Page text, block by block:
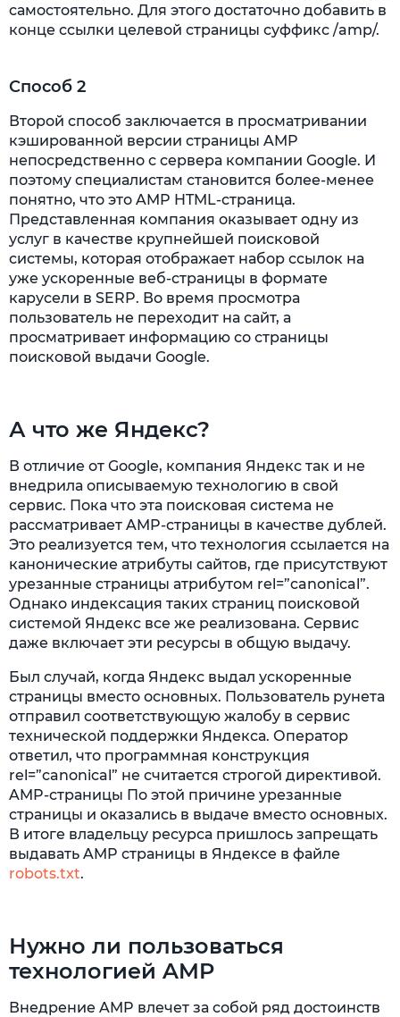
самостоятельно. Для этого достаточно добавить в
конце ссылки целевой страницы суффикс /amp/.
Способ 2
Второй способ заключается в просматривании
кэшированной версии страницы AMP
непосредственно с сервера компании Google. И
поэтому специалистам становится более-менее
понятно, что это AMP HTML-страница.
Представленная компания оказывает одну из
услуг в качестве крупнейшей поисковой
системы, которая отображает набор ссылок на
уже ускоренные веб-страницы в формате
карусели в SERP. Во время просмотра
пользователь не переходит на сайт, а
просматривает информацию со страницы
поисковой выдачи Google.
А что же Яндекс?
В отличие от Google, компания Яндекс так и не
внедрила описываемую технологию в свой
сервис. Пока что эта поисковая система не
рассматривает AMP-страницы в качестве дублей.
Это реализуется тем, что технология ссылается на
канонические атрибуты сайтов, где присутствуют
урезанные страницы атрибутом rel=”canonical”.
Однако индексация таких страниц поисковой
системой Яндекс все же реализована. Сервис
даже включает эти ресурсы в общую выдачу.
Был случай, когда Яндекс выдал ускоренные
страницы вместо основных. Пользователь рунета
отправил соответствующую жалобу в сервис
технической поддержки Яндекса. Оператор
ответил, что программная конструкция
rel=”canonical” не считается строгой директивой.
AMP-страницы По этой причине урезанные
страницы и оказались в выдаче вместо основных.
В итоге владельцу ресурса пришлось запрещать
выдавать AMP страницы в Яндексе в файле
robots.txt.
Нужно ли пользоваться
технологией AMP
Внедрение AMP влечет за собой ряд достоинств